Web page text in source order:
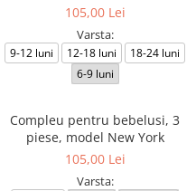
105,00 Lei
Varsta:
9-12 luni 12-18 luni
18-24 luni
6-9 luni
Compleu pentru bebelusi, 3
piese, model New York
105,00 Lei
Varsta: